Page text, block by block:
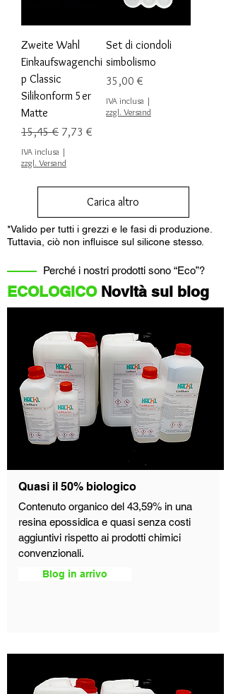
Zweite Wahl
Einkaufswagenchi
p Classic
Silikonform 5er
Matte
Prezzo regolare
15,45 € Prezzo scontato
7,73 €
IVA inclusa |
zzgl. Versand
Set di ciondoli
simbolismo
Prezzo
35,00 €
IVA inclusa |
zzgl. Versand
Carica altro
*Valido per tutti i grezzi e le fasi di produzione.
Tuttavia, ciò non influisce sul silicone stesso.
Perché i nostri prodotti sono “Eco”?
ECOLOGICO Novità sul blog
Quasi il 50% biologico
Contenuto organico del 43,59% in una
resina epossidica e quasi senza costi
aggiuntivi rispetto ai prodotti chimici
convenzionali.
Blog in arrivo